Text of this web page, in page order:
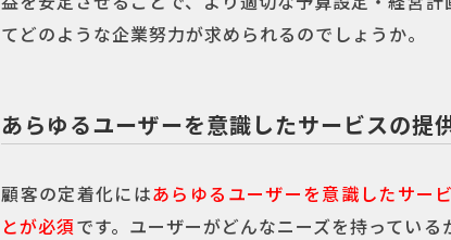
てどのような企業努力が求められるのでしょうか。
あらゆるユーザーを意識したサービスの提
顧客の定着化にはあらゆるユーザーを意識したサー
とが必須です。ユーザーがどんなニーズを持ってい